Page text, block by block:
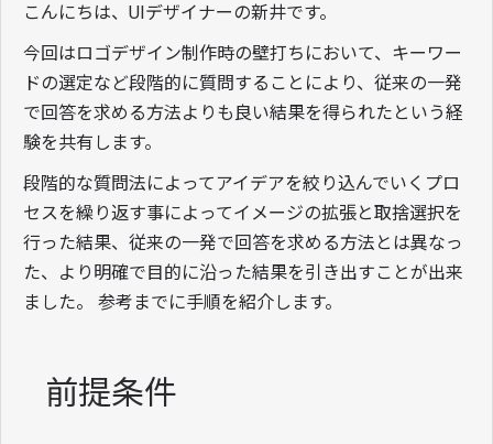
こんにちは、UIデザイナーの新井です。
今回はロゴデザイン制作時の壁打ちにおいて、キーワー
ドの選定など段階的に質問することにより、従来の一発
で回答を求める方法よりも良い結果を得られたという経
験を共有します。
段階的な質問法によってアイデアを絞り込んでいくプロ
セスを繰り返す事によってイメージの拡張と取捨選択を
行った結果、従来の一発で回答を求める方法とは異なっ
た、より明確で目的に沿った結果を引き出すことが出来
ました。 参考までに手順を紹介します。
前提条件